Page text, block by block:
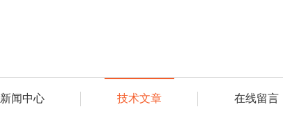
新闻中心 技术文章 在线留言